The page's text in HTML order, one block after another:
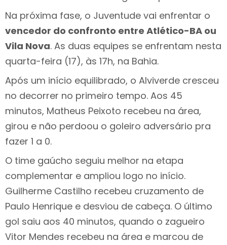
Na próxima fase, o Juventude vai enfrentar o
vencedor do confronto entre Atlético-BA ou
Vila Nova. As duas equipes se enfrentam nesta
quarta-feira (17), às 17h, na Bahia.
Após um início equilibrado, o Alviverde cresceu
no decorrer no primeiro tempo. Aos 45
minutos, Matheus Peixoto recebeu na área,
girou e não perdoou o goleiro adversário pra
fazer 1 a 0.
O time gaúcho seguiu melhor na etapa
complementar e ampliou logo no início.
Guilherme Castilho recebeu cruzamento de
Paulo Henrique e desviou de cabeça. O último
gol saiu aos 40 minutos, quando o zagueiro
Vitor Mendes recebeu na área e marcou de